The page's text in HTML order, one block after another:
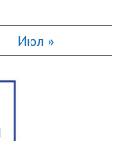
Июл »